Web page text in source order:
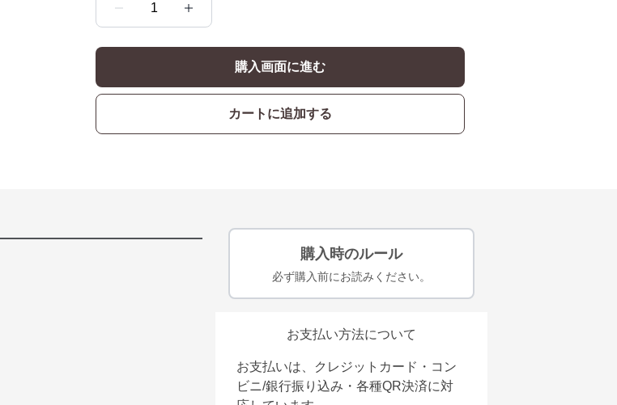
1
購入画面に進む
カートに追加する
購入時のルール
必ず購入前にお読みください。
お支払い方法について
お支払いは、クレジットカード・コン
ビニ/銀行振り込み・各種QR決済に対